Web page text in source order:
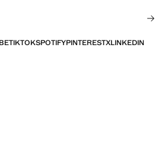
TIKTOKSPOTIFYPINTERESTXLINKEDIN